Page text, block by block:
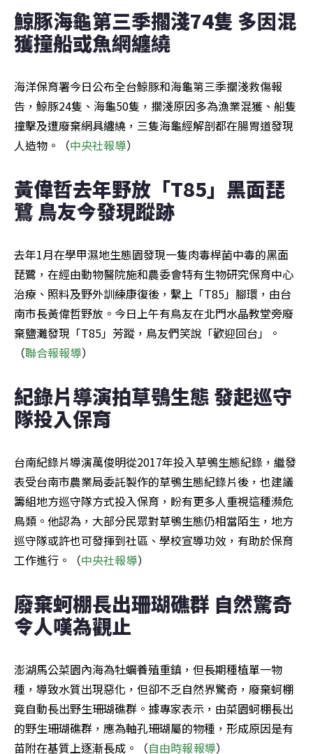
鯨豚海龜第三季擱淺74隻 多因混
獲撞船或魚網纏繞
海洋保育署今日公布全台鯨豚和海龜第三季擱淺救傷報
告，鯨豚24隻、海龜50隻，擱淺原因多為漁業混獲、船隻
撞擊及遭廢棄網具纏繞，三隻海龜經解剖都在腸胃道發現
人造物。（中央社報導）
黃偉哲去年野放「T85」黑面琵
鷺 鳥友今發現蹤跡
去年1月在學甲濕地生態園發現一隻肉毒桿菌中毒的黑面
琵鷺，在經由動物醫院施和農委會特有生物研究保育中心
治療、照料及野外訓練康復後，繫上「T85」腳環，由台
南市長黃偉哲野放。今日上午有鳥友在北門水晶教堂旁廢
棄鹽灘發現「T85」芳蹤，鳥友們笑說「歡迎回台」。
（聯合報報導）
紀錄片導演拍草鴞生態 發起巡守
隊投入保育
台南紀錄片導演萬俊明從2017年投入草鴞生態紀錄，繼發
表受台南市農業局委託製作的草鴞生態紀錄片後，也建議
籌組地方巡守隊方式投入保育，盼有更多人重視這種瀕危
鳥類。他認為，大部分民眾對草鴞生態仍相當陌生，地方
巡守隊或許也可發揮到社區、學校宣導功效，有助於保育
工作進行。（中央社報導）
廢棄蚵棚長出珊瑚礁群 自然驚奇
令人嘆為觀止
澎湖馬公菜園內海為牡蠣養殖重鎮，但長期種植單一物
種，導致水質出現惡化，但卻不乏自然界驚奇，廢棄蚵棚
竟自動長出野生珊瑚礁群。據專家表示，由菜園蚵棚長出
的野生珊瑚礁群，應為軸孔珊瑚屬的物種，形成原因是有
苗附在基質上逐漸長成。（自由時報報導）